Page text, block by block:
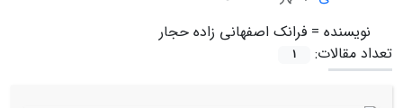
نویسنده = فرانک اصفهانی زاده حجار
تعداد مقالات:
1